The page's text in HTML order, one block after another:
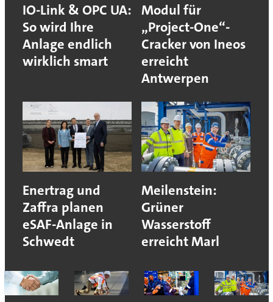
IO-Link & OPC UA:
So wird Ihre
Anlage endlich
wirklich smart
Modul für
„Project-One“-
Cracker von Ineos
erreicht
Antwerpen
Enertrag und
Zaffra planen
eSAF-Anlage in
Schwedt
Meilenstein:
Grüner
Wasserstoff
erreicht Marl